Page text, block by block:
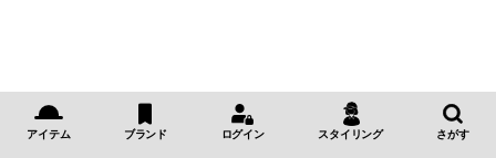
アイテム ブランド ログイン スタイリング さがす